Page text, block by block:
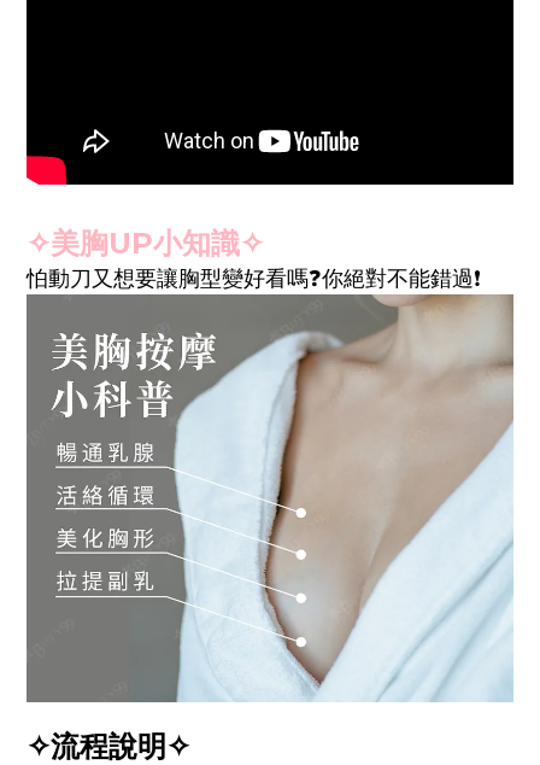
✧美胸UP小知識✧
怕動刀又想要讓胸型變好看嗎❓你絕對不能錯過❗️
✧流程說明✧